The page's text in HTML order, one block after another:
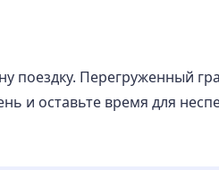
поездку. Перегруженный
и оставьте время для